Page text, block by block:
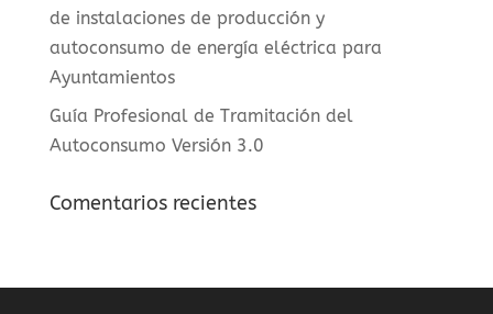
de instalaciones de producción y
autoconsumo de energía eléctrica para
Ayuntamientos
Guía Profesional de Tramitación del
Autoconsumo Versión 3.0
Comentarios recientes